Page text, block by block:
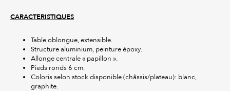
CARACTERISTIQUES
Table oblongue, extensible.
Structure aluminium, peinture époxy.
Allonge centrale « papillon ».
Pieds ronds 6 cm.
Coloris selon stock disponible (châssis/plateau): blanc,
graphite.